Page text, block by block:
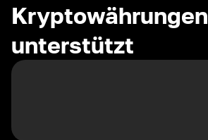
Kryptowährungen
unterstützt